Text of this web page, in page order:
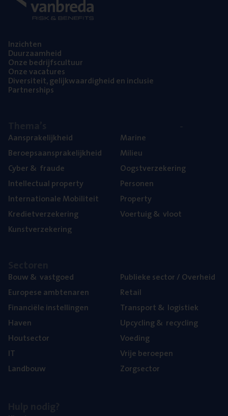
Inzich­ten
Duur­zaam­heid
Onze bedrijfs­cul­tuur
Onze vaca­tu­res
Diver­si­teit, gelijk­waar­dig­heid en inclusie
Part­ner­ships
Aan­spra­ke­lijk­heid
Beroeps­aan­spra­ke­lijk­heid
Cyber& fraude
Intel­lec­tu­al property
Inter­na­ti­o­na­le Mobiliteit
Kre­diet­ver­ze­ke­ring
Kunst­ver­ze­ke­ring
Mari­ne
Mili­eu
Oogst­ver­ze­ke­ring
Per­so­nen
Pro­per­ty
Voer­tuig& vloot
Bouw& vastgoed
Euro­pe­se ambtenaren
Finan­ci­ë­le instellingen
Haven
Hout­sec­tor
IT
Land­bouw
Publie­ke sec­tor / Overheid
Retail
Trans­port& logistiek
Upcy­cling& recycling
Voe­ding
Vrije beroe­pen
Zorg­sec­tor